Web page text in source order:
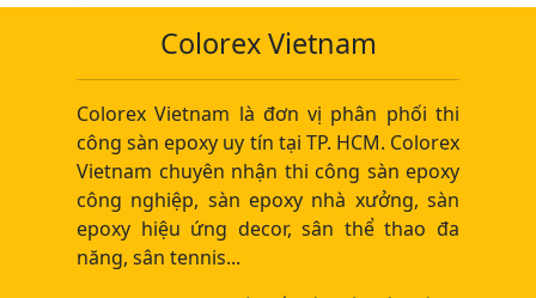
Colorex Vietnam
Colorex Vietnam là đơn vị phân phối thi
công sàn epoxy uy tín tại TP. HCM. Colorex
Vietnam chuyên nhận thi công sàn epoxy
công nghiệp, sàn epoxy nhà xưởng, sàn
epoxy hiệu ứng decor, sân thể thao đa
năng, sân tennis...